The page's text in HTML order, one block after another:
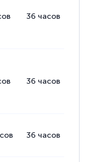
курс
36 часов
36 часов
36 часов